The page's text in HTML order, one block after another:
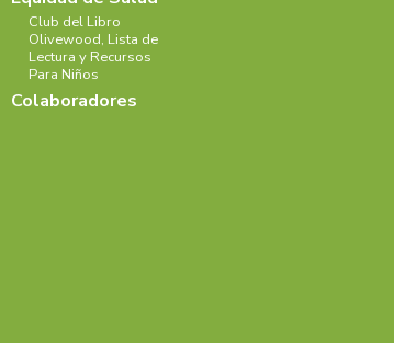
Club del Libro
Olivewood, Lista de
Lectura y Recursos
Para Niños
Colaboradores